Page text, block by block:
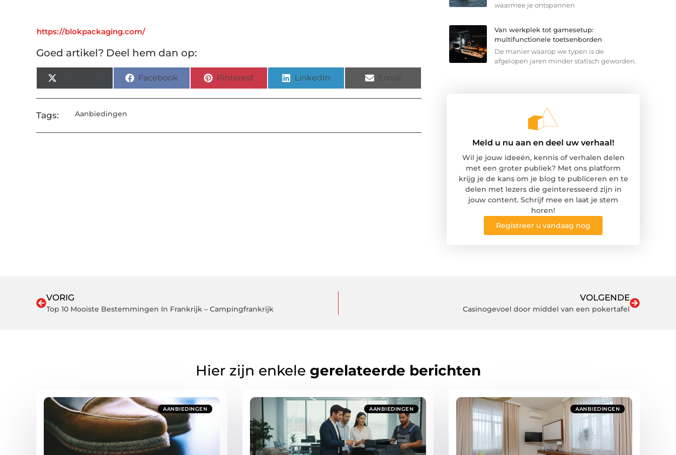
https://blokpackaging.com/
Goed artikel? Deel hem dan op:
Facebook Pinterest LinkedIn
Tags: Aanbiedingen
waarmee je ontspannen
Van werkplek tot gamesetup:
multifunctionele toetsenborden
De manier waarop we typen is de
afgelopen jaren minder statisch geworden.
Meld u nu aan en deel uw verhaal!
Wil je jouw ideeën, kennis of verhalen delen
met een groter publiek? Met ons platform
krijg je de kans om je blog te publiceren en te
delen met lezers die geïnteresseerd zijn in
jouw content. Schrijf mee en laat je stem
horen!
Registreer u vandaag nog
VORIG
Top 10 Mooiste Bestemmingen In Frankrijk – Campingfrankrijk
VOLGENDE
Casinogevoel door middel van een pokertafel
Hier zijn enkele gerelateerde berichten
AANBIEDINGEN AANBIEDINGEN AANBIEDINGEN